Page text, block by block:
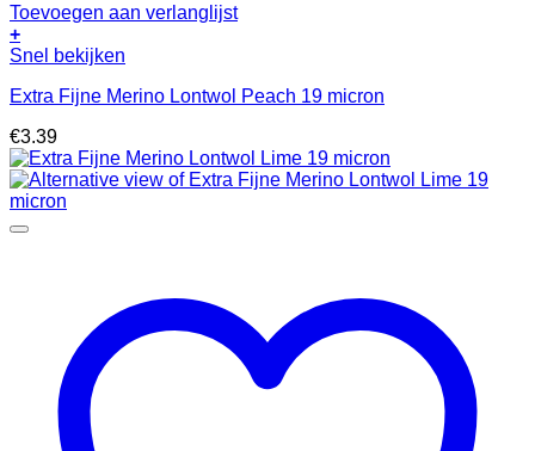
Toevoegen aan verlanglijst
+
Snel bekijken
Extra Fijne Merino Lontwol Peach 19 micron
€3.39